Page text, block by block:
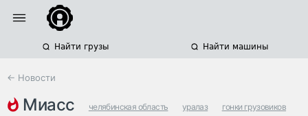
Найти грузы Найти машины
← Новости
миасс челябинская область уралаз гонки грузовиков